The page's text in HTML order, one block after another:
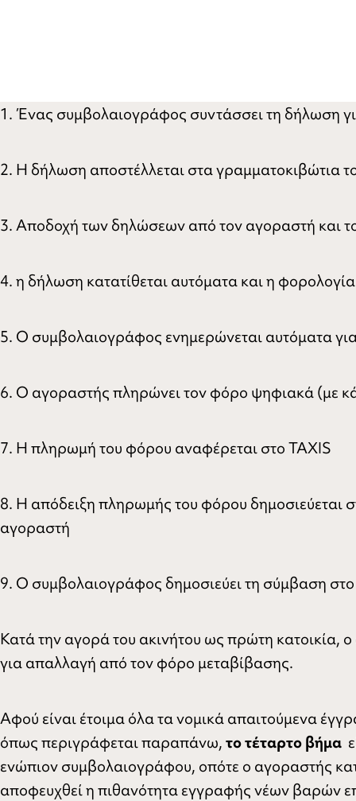
1. Ένας συμβολαιογράφος συντάσσει τη δήλωση
2. Η δήλωση αποστέλλεται στα γραμματοκιβώτια
3. Αποδοχή των δηλώσεων από τον αγοραστή και
4. η δήλωση κατατίθεται αυτόματα και η
5. Ο συμβολαιογράφος ενημερώνεται αυτόματα
6. Ο αγοραστής πληρώνει τον φόρο ψηφιακά (με
7. Η πληρωμή του φόρου αναφέρεται στο TAXIS
8. Η απόδειξη πληρωμής του φόρου δημοσιεύεται
αγοραστή
9. Ο συμβολαιογράφος δημοσιεύει τη σύμβαση
Κατά την αγορά του ακινήτου ως πρώτη κατοικία,
για απαλλαγή από τον φόρο μεταβίβασης.
Αφού είναι έτοιμα όλα τα νομικά απαιτούμενα
όπως περιγράφεται παραπάνω,το τέταρτο βήμα
ενώπιον συμβολαιογράφου, οπότε ο αγοραστής
αποφευχθεί η πιθανότητα εγγραφής νέων βαρών